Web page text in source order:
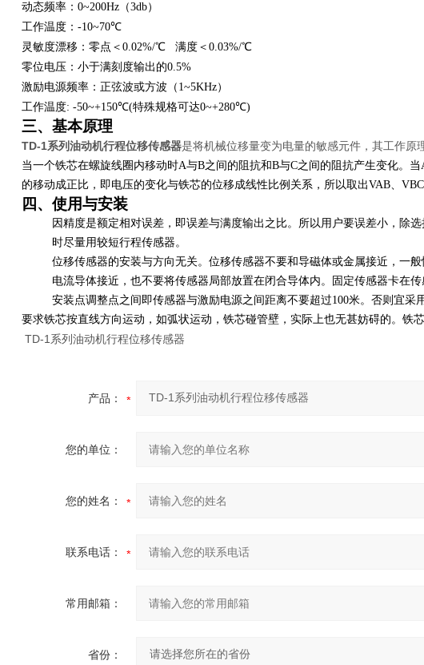
动态频率： 0~200Hz （3db）
工作温度： -10~70℃
灵敏度漂移：零点 ＜0.02%/℃
满度＜0.03%/℃
零位电压：小于满刻度输出的0.5%
激励电源频率：正弦波或方波（ 1~5KHz）
工作温度: -50~+150℃(特殊规格可达0~+280℃)
三、基本原理
TD-1系列油动机行程位移传感器是将机械位移量变为电量的敏感元件，其工作原
当一个铁芯在螺旋线圈内移动时A与B之间的阻抗和B与C之间的阻抗产生变化。
的移动成正比，即电压的变化与铁芯的位移成线性比例关系，所以取出VAB、
四、使用与安装
因精度是额定相对误差，即误差与满度输出之比。所以用户要误差小，除
时尽量用较短行程传感器。
位移传感器的安装与方向无关。位移传感器不要和导磁体或金属接近，一
电流导体接近，也不要将传感器局部放置在闭合导体内。固定传感器卡在
安装点调整点之间即传感器与激励电源之间距离不要超过100米。否则宜采
要求铁芯按直线方向运动，如弧状运动，铁芯碰管壁，实际上也无甚妨碍的。铁
TD-1系列油动机行程位移传感器
产品：
您的单位：
您的姓名：
联系电话：
常用邮箱：
省份：